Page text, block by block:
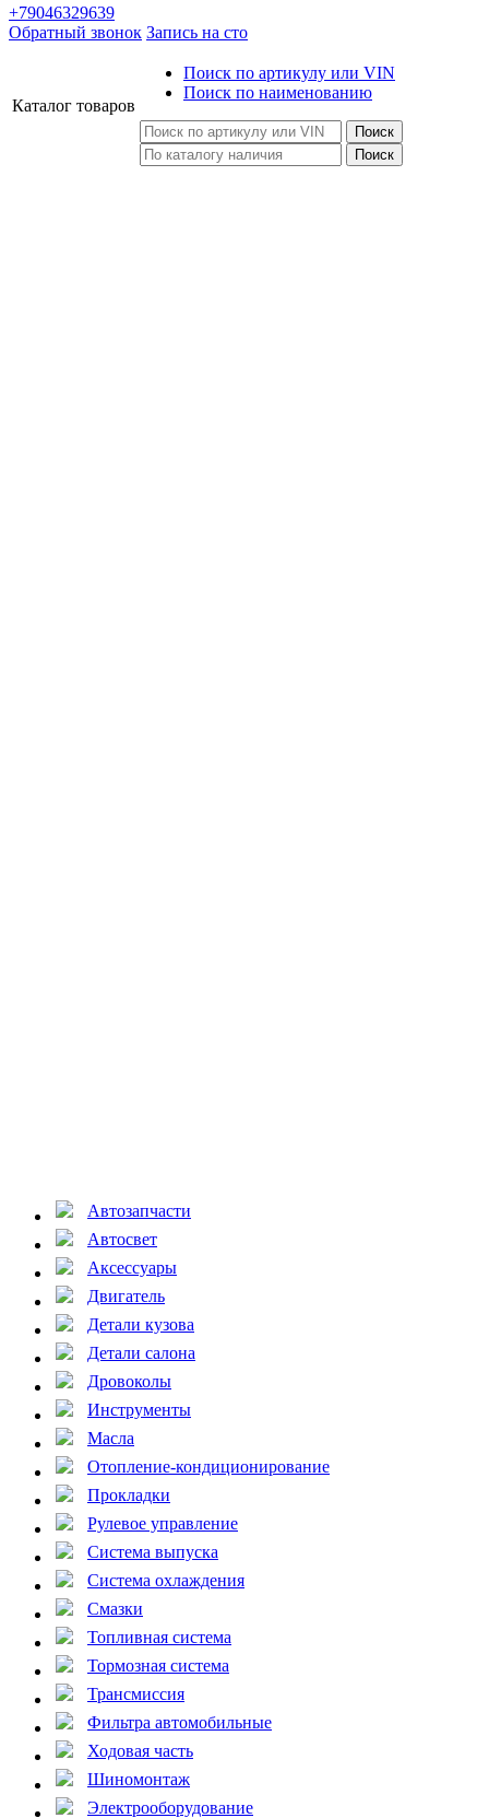
+79046329639
Обратный звонок Запись на сто
Каталог товаров
Поиск по артикулу или VIN
Поиск по наименованию
Поиск
Поиск
Автозапчасти
Автосвет
Аксессуары
Двигатель
Детали кузова
Детали салона
Дровоколы
Инструменты
Масла
Отопление-кондиционирование
Прокладки
Рулевое управление
Система выпуска
Система охлаждения
Смазки
Топливная система
Тормозная система
Трансмиссия
Фильтра автомобильные
Ходовая часть
Шиномонтаж
Электрооборудование